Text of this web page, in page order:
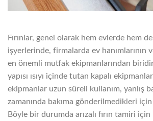
Fırınlar, genel olarak hem evlerde hem
işyerlerinde, firmalarda ev hanımlarının
en önemli mutfak ekipmanlarından biridir.
yapısı ısıyı içinde tutan kapalı
ekipmanlar uzun süreli kullanım, yanlış
zamanında bakıma gönderilmedikleri
Böyle bir durumda arızalı fırın tamiri için